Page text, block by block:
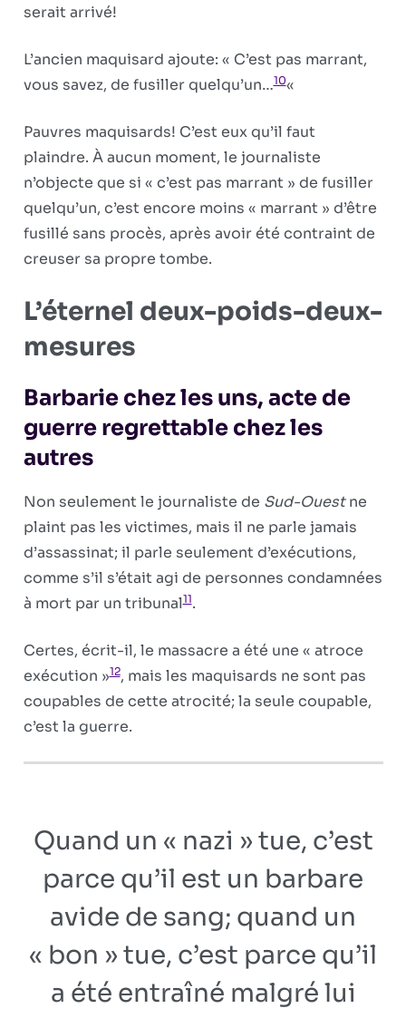
serait arrivé!
L’ancien maquisard ajoute: « C’est pas marrant,
vous savez, de fusiller quelqu’un…10«
Pauvres maquisards! C’est eux qu’il faut
plaindre. À aucun moment, le journaliste
n’objecte que si « c’est pas marrant » de fusiller
quelqu’un, c’est encore moins « marrant » d’être
fusillé sans procès, après avoir été contraint de
creuser sa propre tombe.
L’éternel deux-poids-deux-
mesures
Barbarie chez les uns, acte de
guerre regrettable chez les
autres
Non seulement le journaliste de Sud-Ouestne
plaint pas les victimes, mais il ne parle jamais
d’assassinat; il parle seulement d’exécutions,
comme s’il s’était agi de personnes condamnées
à mort par un tribunal11.
Certes, écrit-il, le massacre a été une « atroce
exécution »12, mais les maquisards ne sont pas
coupables de cette atrocité; la seule coupable,
c’est la guerre.
Quand un « nazi » tue, c’est
parce qu’il est un barbare
avide de sang; quand un
« bon » tue, c’est parce qu’il
a été entraîné malgré lui